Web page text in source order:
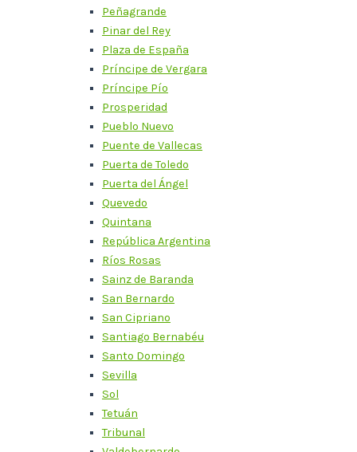
Peñagrande
Pinar del Rey
Plaza de España
Príncipe de Vergara
Príncipe Pío
Prosperidad
Pueblo Nuevo
Puente de Vallecas
Puerta de Toledo
Puerta del Ángel
Quevedo
Quintana
República Argentina
Ríos Rosas
Sainz de Baranda
San Bernardo
San Cipriano
Santiago Bernabéu
Santo Domingo
Sevilla
Sol
Tetuán
Tribunal